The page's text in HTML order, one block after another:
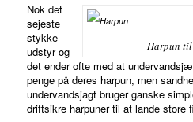
Harpun
Nok det
sejeste
stykke
udstyr og
det ender ofte med at
penge på deres harpun, men
undervandsjagt bruger ganske
driftsikre harpuner til at lande store